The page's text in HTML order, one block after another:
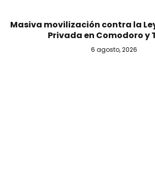
Masiva movilización contra la
Privada en Comodoro y
6 agosto, 2026